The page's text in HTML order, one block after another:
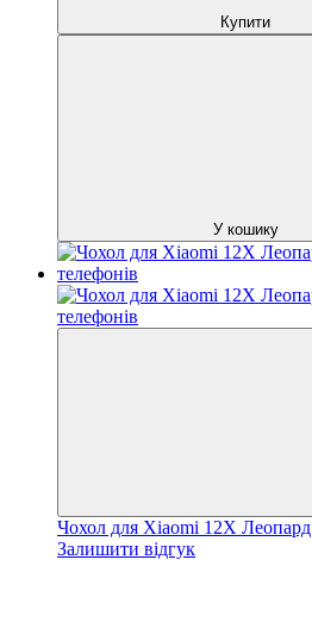
Купити
У кошику
Чохол для Xiaomi 12X Леопард
Залишити відгук